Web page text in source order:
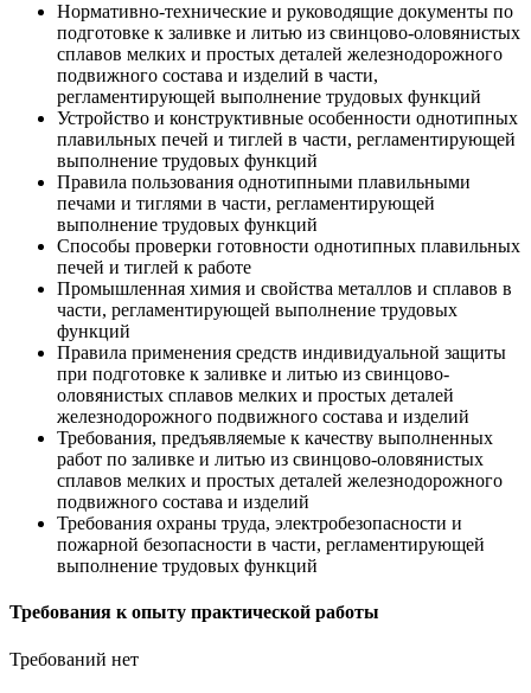
Нормативно-технические и руководящие документы по
подготовке к заливке и литью из свинцово-оловянистых
сплавов мелких и простых деталей железнодорожного
подвижного состава и изделий в части,
регламентирующей выполнение трудовых функций
Устройство и конструктивные особенности однотипных
плавильных печей и тиглей в части, регламентирующей
выполнение трудовых функций
Правила пользования однотипными плавильными
печами и тиглями в части, регламентирующей
выполнение трудовых функций
Способы проверки готовности однотипных плавильных
печей и тиглей к работе
Промышленная химия и свойства металлов и сплавов в
части, регламентирующей выполнение трудовых
функций
Правила применения средств индивидуальной защиты
при подготовке к заливке и литью из свинцово-
оловянистых сплавов мелких и простых деталей
железнодорожного подвижного состава и изделий
Требования, предъявляемые к качеству выполненных
работ по заливке и литью из свинцово-оловянистых
сплавов мелких и простых деталей железнодорожного
подвижного состава и изделий
Требования охраны труда, электробезопасности и
пожарной безопасности в части, регламентирующей
выполнение трудовых функций
Требования к опыту практической работы
Требований нет